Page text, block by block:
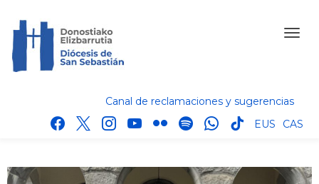
Canal de reclamaciones y sugerencias
facebook
x instagram
youtube
flickr spotifywhatsapp
tik
EUS CAS